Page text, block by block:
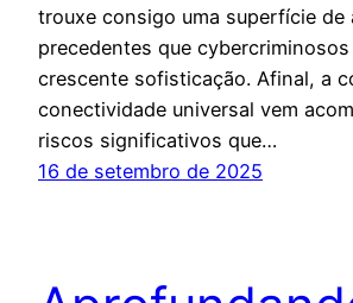
trouxe consigo uma superfície de
precedentes que
crescente sofisticação. Afinal, a
conectividade universal vem
riscos significativos que…
16 de setembro de 2025